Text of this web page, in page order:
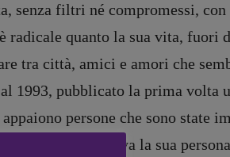
senza filtri né compromessi,
radicale quanto la sua vita, fuori
tra città, amici e amori che
1993, pubblicato la prima volta
persone che sono state
cui si rispecchiava la sua